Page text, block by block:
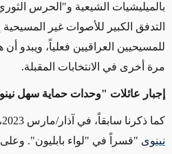
بالميليشيات الشيعية و"الحرس الثوري
التدفق الكبير للأصوات غير
للمسيحيين العراقيين فعلياً، ويبدو أن
مرة أخرى في الانتخابات المقبلة.
إجبار عائلات "وحدات حماية سهل
كما ذكرنا سابقاً، في آذار/مارس 2023، تم دمج "
نينوى "قسراً في "لواء بابليون".